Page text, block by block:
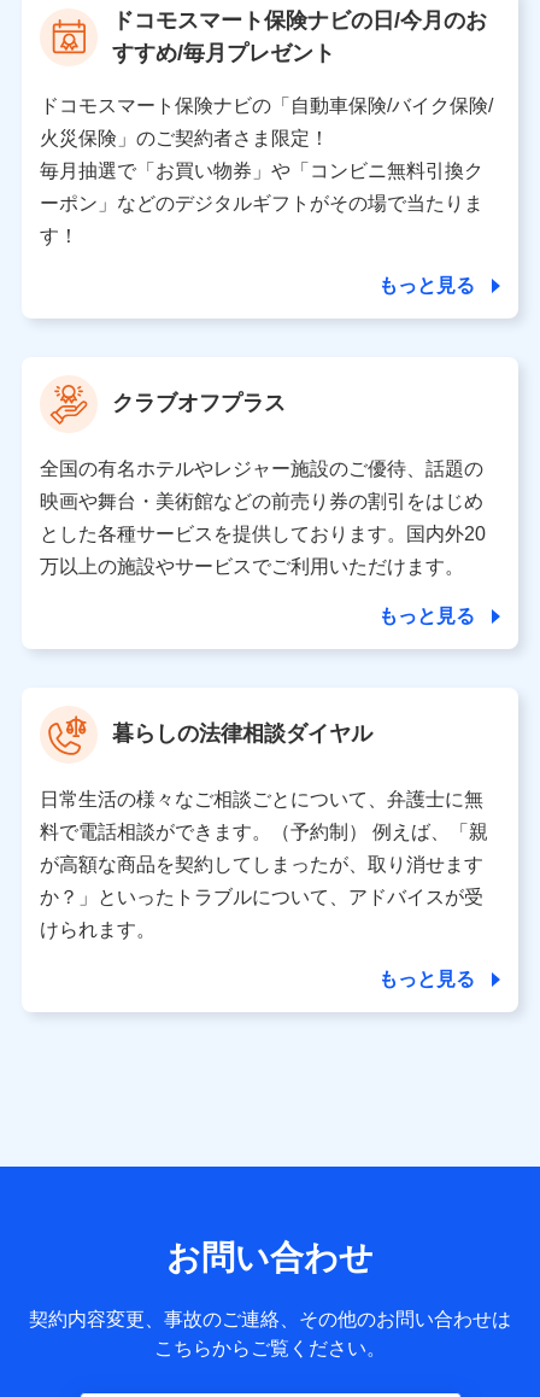
当社の対応品質向上やお問い合わせ内容の正確な把握のため
個人情報保護管理者の職名、連絡先
〒103-0013 東京都中央区日本橋人形町2-14-10 アー
バンネット日本橋ビル 3F
株式会社ドコモ・インシュアランス
個人情報の第三者提供について
当社は利用目的の達成に必要な範囲内において個人情報
の取り扱いの全部または一部を委託する場合がありま
す。
個人データの共同利用
当社は株式会社NTTドコモとの間で、以下のとおり個
人データを共同利用します。
氏名、電話番号、メールアドレス、お客さまの識別子、属
性、連絡先、dポイントサービスのご利用に関する情報。例
として、dポイントカード番号、性別、年齢、家族構成、住
所、dポイント残高、dポイント利用履歴などが含まれます。
利用情報
当社又は株式会社NTTドコモが提供する各種サービスなどの
ご契約・ご利用などに関する情報。例として、当社又は株式
会社NTTドコモが提供する各種サービスのご契約状態・ご利
用履歴インターネット利用時の行動に関する情報、アプリケ
ーション利用時の行動に関する情報、購入されたサービスや
当社又は株式会社NTTドコモが提供する保険関連サービスに
送信履歴などの情報）が含まれます。
約に関する情報。例として、保険契約者及び被保険者の氏
名、住所、生年月日、性別、保険契約者と被保険者の関係、
保険加入の目的、保険商品の内容、保険料、保険料のお支払
ドコモスマート保険ナビの日/今月のお
すすめ/毎月プレゼント
ドコモスマート保険ナビの「自動車保険/バイク保険/
火災保険」のご契約者さま限定！
毎月抽選で「お買い物券」や「コンビニ無料引換ク
ーポン」などのデジタルギフトがその場で当たりま
す！
もっと見る
クラブオフプラス
全国の有名ホテルやレジャー施設のご優待、話題の
映画や舞台・美術館などの前売り券の割引をはじめ
とした各種サービスを提供しております。国内外20
万以上の施設やサービスでご利用いただけます。
もっと見る
暮らしの法律相談ダイヤル
日常生活の様々なご相談ごとについて、弁護士に無
料で電話相談ができます。（予約制） 例えば、「親
が高額な商品を契約してしまったが、取り消せます
か？」といったトラブルについて、アドバイスが受
けられます。
もっと見る
お問い合わせ
契約内容変更、事故のご連絡、その他のお問い合わせは
こちらからご覧ください。